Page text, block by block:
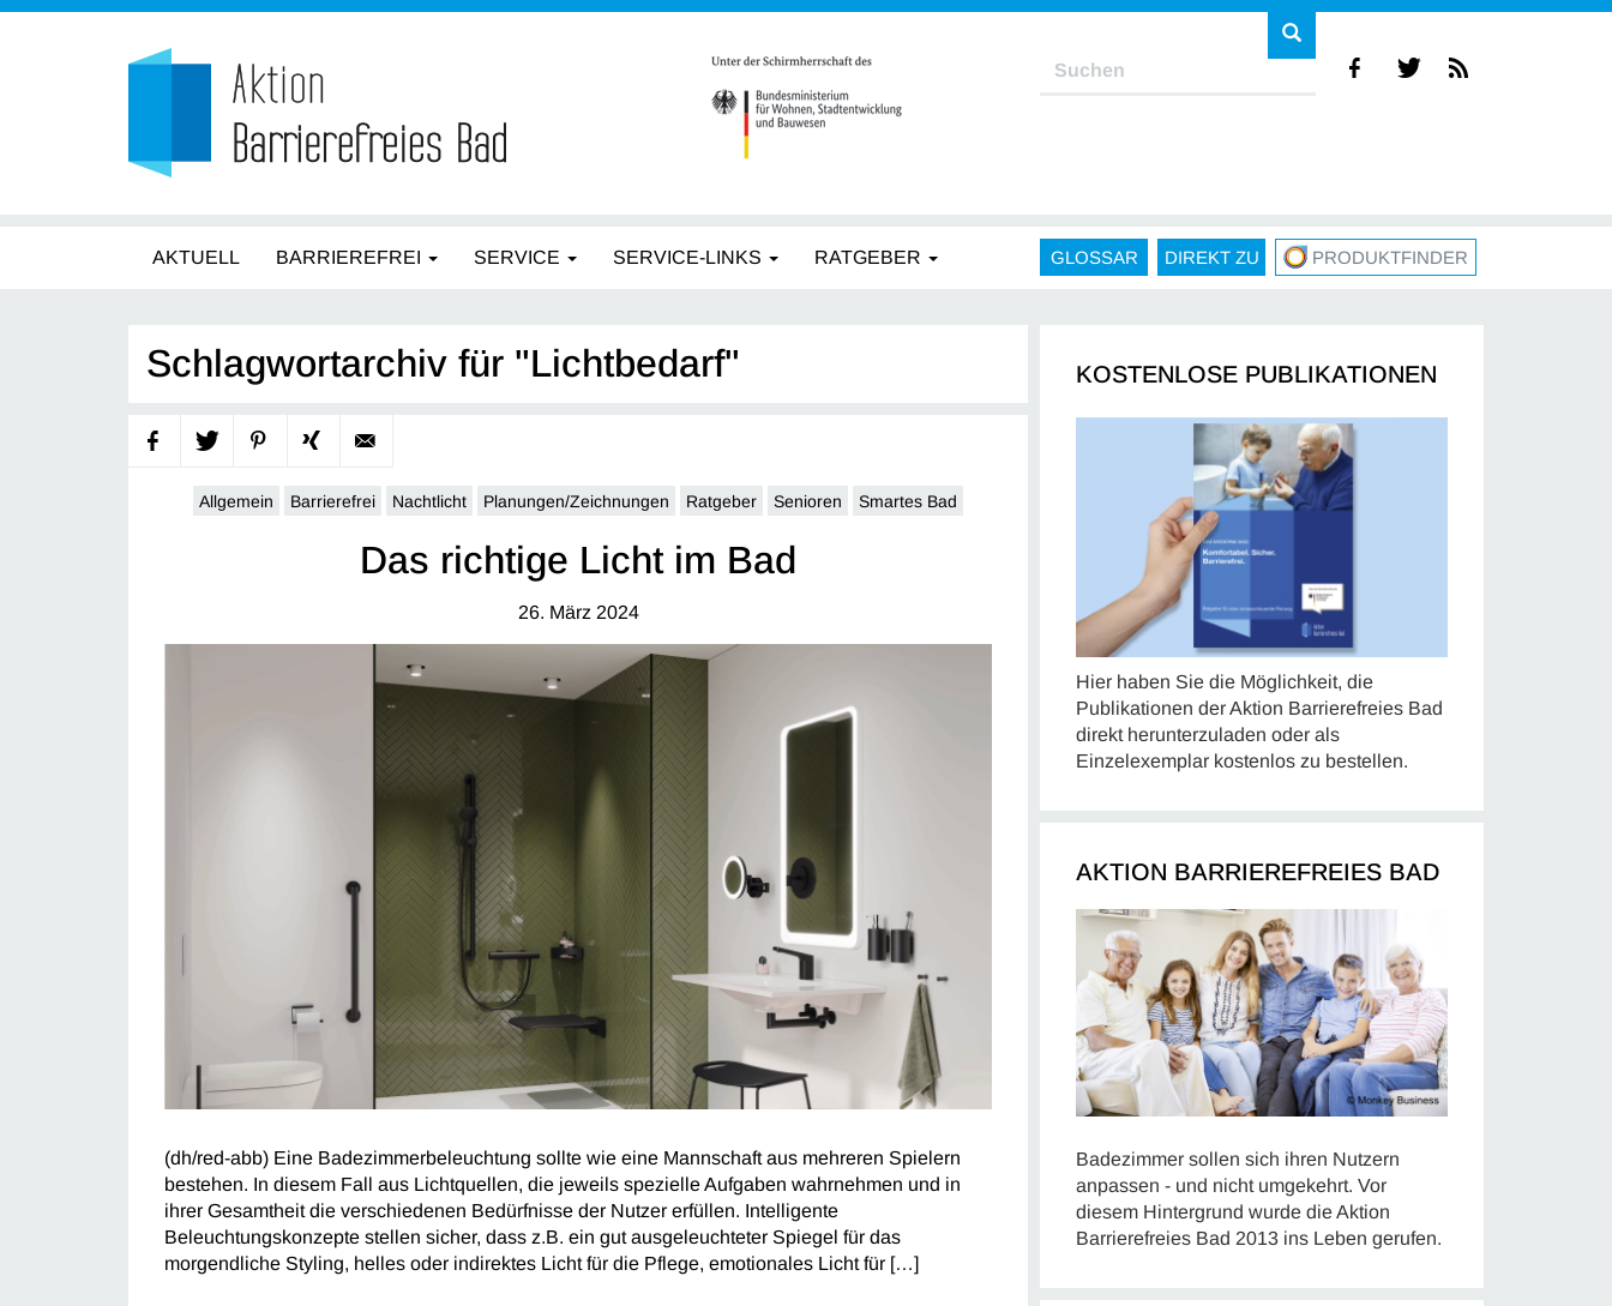
AKTUELL BARRIEREFREI SERVICE SERVICE-LINKS RATGEBER GLOSSAR DIREKT ZU PRODUKTFINDER
Schlagwortarchiv für "Lichtbedarf"
Allgemein Barrierefrei Nachtlicht Planungen/Zeichnungen Ratgeber Senioren Smartes Bad
Das richtige Licht im Bad
26. März 2024
(dh/red-abb) Eine Badezimmerbeleuchtung sollte wie eine Mannschaft aus mehreren Spielern
bestehen. In diesem Fall aus Lichtquellen, die jeweils spezielle Aufgaben wahrnehmen und in
ihrer Gesamtheit die verschiedenen Bedürfnisse der Nutzer erfüllen. Intelligente
Beleuchtungskonzepte stellen sicher, dass z.B. ein gut ausgeleuchteter Spiegel für das
morgendliche Styling, helles oder indirektes Licht für die Pflege, emotionales Licht für […]
KOSTENLOSE PUBLIKATIONEN
Hier haben Sie die Möglichkeit, die
Publikationen der Aktion Barrierefreies Bad
direkt herunterzuladen oder als
Einzelexemplar kostenlos zu bestellen.
AKTION BARRIEREFREIES BAD
Badezimmer sollen sich ihren Nutzern
anpassen - und nicht umgekehrt. Vor
diesem Hintergrund wurde die Aktion
Barrierefreies Bad 2013 ins Leben gerufen.